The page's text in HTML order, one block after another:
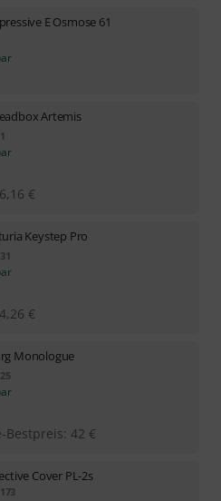
E Osmose 61
Artemis
1
€
Keystep Pro
31
€
Monologue
25
Bestpreis: 42 €
Cover PL-2s
173